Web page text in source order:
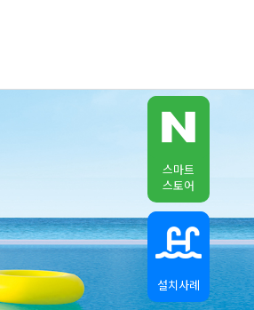
스마트
스토어
설치사례